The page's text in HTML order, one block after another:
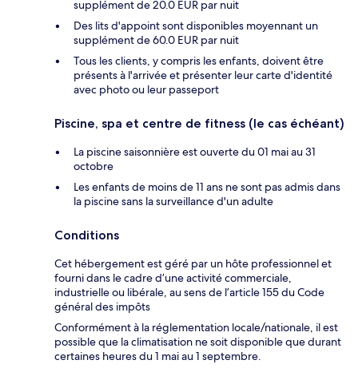
supplément de 20.0 EUR par nuit
Des lits d'appoint sont disponibles moyennant un
supplément de 60.0 EUR par nuit
Tous les clients, y compris les enfants, doivent être
présents à l'arrivée et présenter leur carte d'identité
avec photo ou leur passeport
Piscine, spa et centre de fitness (le cas échéant)
La piscine saisonnière est ouverte du 01 mai au 31
octobre
Les enfants de moins de 11 ans ne sont pas admis dans
la piscine sans la surveillance d'un adulte
Conditions
Cet hébergement est géré par un hôte professionnel et
fourni dans le cadre d’une activité commerciale,
industrielle ou libérale, au sens de l’article 155 du Code
général des impôts
Conformément à la réglementation locale/nationale, il est
possible que la climatisation ne soit disponible que durant
certaines heures du 1 mai au 1 septembre.